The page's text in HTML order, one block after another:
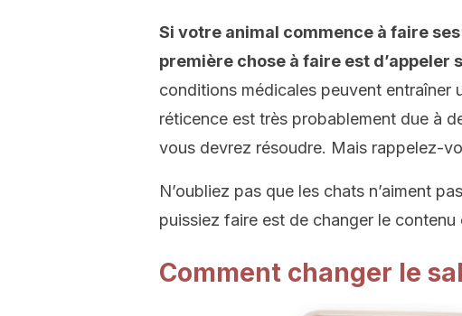
Si votre animal commence à faire
première chose à faire est d’appeler
conditions médicales peuvent entraîner
réticence est très probablement due à
vous devrez résoudre. Mais rappelez-
N’oubliez pas que les chats n’aiment
puissiez faire est de changer le contenu
Comment changer le